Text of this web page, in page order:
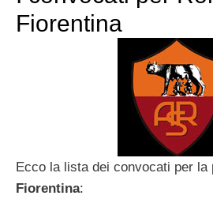
Fiorentina
Ecco la lista dei convocati per la
Fiorentina: